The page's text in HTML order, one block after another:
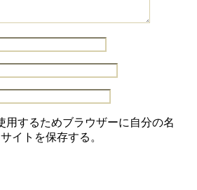
用するためブラウザーに自分の名
イトを保存する。